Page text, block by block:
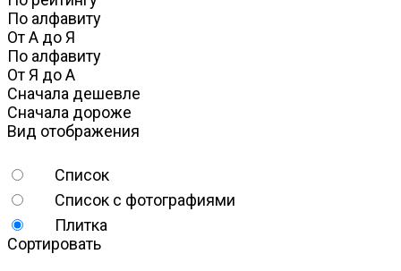
По алфавиту
От А до Я
По алфавиту
От Я до А
Сначала дешевле
Сначала дороже
Вид отображения
Список
Список с фотографиями
Плитка
Сортировать